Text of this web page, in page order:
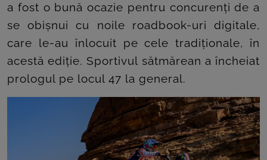
a fost o bună ocazie pentru concurenți de a
se obișnui cu noile roadbook-uri digitale,
care le-au înlocuit pe cele tradiționale, în
acestă ediție. Sportivul sătmărean a încheiat
prologul pe locul 47 la general.